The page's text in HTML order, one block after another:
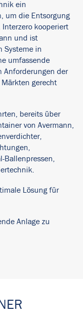
ein
um die Entsorgung
kooperiert
und ist
Systeme in
umfassende
Anforderungen der
gerecht
bereits über
von Avermann,
Ballenpressen,
Lösung für
Anlage zu